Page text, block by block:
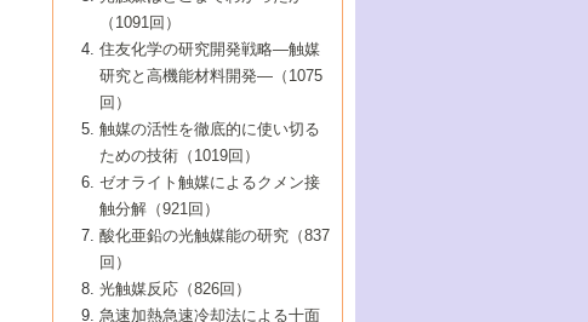
8号 若手研究者による触媒研究の未来展望
2：大学・研究所編
8号 イオン液体の応用
8号 多機能型リアクター
8号 超臨界流体を用いた化学プロセスの新
6号 第94回触媒討論会
7号 サブナノレベルでみた新しい表面現象
8号 オレフィン重合触媒の新たな展
5号 基礎化学品製造の触媒技術
6号 第92回触媒討論会
7号 基礎化学品製造の触媒技術
8号 資源の循環と触媒技術
4号 ナノ材料の調製と機能化
5号 こんな触媒が欲しい
6号 第90回触媒討論会
7号 触媒研究と学術雑誌/情報
8号 若い世代からみた触媒化学の現状と未
3号 生体触媒とバイオプロセス
4号 水素製造・利用の触媒化学
5号 触媒研究における新しい切り口：コン
ビナトリアルケミストリー
6号 第88回触媒討論会特集号
7号 企業における触媒研究のブレークスル
8号 この材料を触媒として使ってみません
2号 第85回触媒討論会
3号 反応ダイナミクス
5号 触媒のおもしろさをどのように伝える
6号 第86回触媒討論会
7号 水素化精製触媒の新しい展開
8号 新しい反応性と機能性を目指した金属
クラスタ-化学
1号 孔、穴、あな?-特異な空間とその利用-
2号 第83回触媒討論会
3号 均一系触媒反応最前線
4号 実用炭素材料の新展開
5号 研究の方法論を考える
7号 機能性金属材料と触媒
8号 触媒研究へのNMRの応用と展望
▼40巻（1998年）
進展と21世紀への提言/創立40周年記念・触
媒学会この10年の歩みとこれから/創立40周
2号 第81回触媒討論会
3号 計算機触媒化学へのさそい
4号 触媒劣化の制御と予測
5号 最新の実用プロセスと触媒
6号 第82回触媒討論会
1号 均一系と不均一系触媒反応-その特徴と
接点
2号 第79回触媒討論会
3号 最新NO除去触媒の実用化研究
4号 新しい反応場を目指した触媒調製
5号 反応・分離技術の新しい展開
6号 第80回触媒討論会
▼38巻（1996年）
1号 触媒の構造と触媒作用/C1化学を中心と
する21世紀への触媒
3号 オリンピックメダル:金・銀・銅はどん
な触媒作用を示すか
4号 触媒作用における機能の複合化
▼37巻（1995年）
1号 ファインケミカルズと固体触媒
2号 第75回触媒討論会
3号 希土類を利用した触媒
4号 触媒とリサイクル
5号 エネルギー変換触媒
▼36巻（1994年）
1号 電気化学と触媒
2号 第73回触媒討論会
3号 C4化学の展開
4号 《通常号》
▼35巻（1993年）
1号 工業触媒開発マニュアル―探索から工
業化まで
2号 第71回触媒討論会
▼34巻（1992年）
1号 インパクトを与えたこの研究
2号 第69回触媒討論会
▼33巻（1991年）
1号 触媒プロセス開発マニュアル―探索か
▼32巻（1990年）
（1091回）
住友化学の研究開発戦略―触媒
研究と高機能材料開発―（1075
回）
触媒の活性を徹底的に使い切る
ための技術（1019回）
ゼオライト触媒によるクメン接
触分解（921回）
酸化亜鉛の光触媒能の研究（837
回）
光触媒反応（826回）
急速加熱急速冷却法による十面